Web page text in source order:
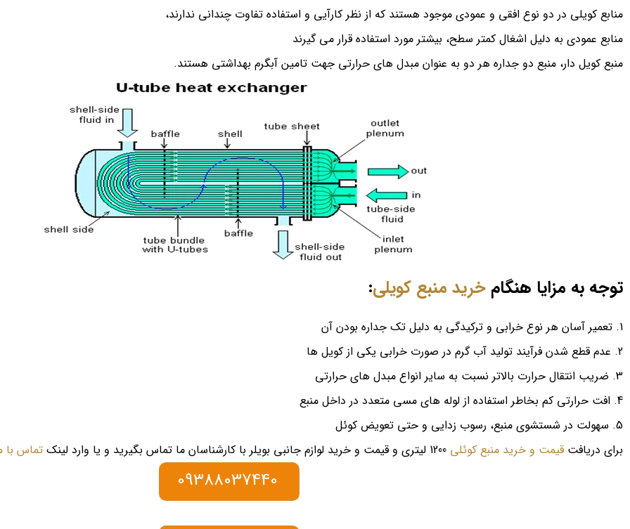
منابع کویل­ی در دو نوع افقی و عمودی موجود هستند که از نظر کارآیی و استفاده تفاوت چندانی ندارند،
منابع عمودی به دلیل اشغال کمتر سطح، بیشتر مورد استفاده قرار می گیرند
منبع کویل دار، منبع دو جداره هر دو به عنوان مبدل های حرارتی جهت تامین آبگرم بهداشتی هستند.
توجه به مزایا هنگام خرید منبع کویلی:
تعمیر آسان هر نوع خرابی و ترکیدگی به دلیل تک جداره بودن آن
عدم قطع شدن فرآیند تولید آب گرم در صورت خرابی یکی از کویل ها
ضریب انتقال حرارت بالاتر نسبت به سایر انواع مبدل های حرارتی
افت حرارتی کم بخاطر استفاده از لوله های مسی متعدد در داخل منبع
سهولت در شستشوی منبع، رسوب زدایی و حتی تعویض کوئل
برای دریافت قیمت و خرید منبع کوئلی تماس با